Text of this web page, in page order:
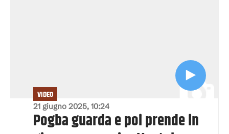
21 giugno 2025, 10:24
VIDEO
Pogba guarda e poi prende in